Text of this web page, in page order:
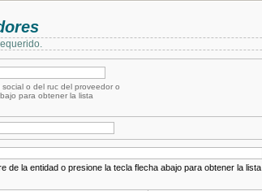
o del ruc del proveedor o
para obtener la lista
de la entidad o presione la tecla flecha abajo para obtener la lista